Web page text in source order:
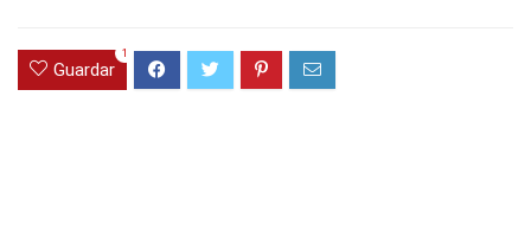
Guardar
1